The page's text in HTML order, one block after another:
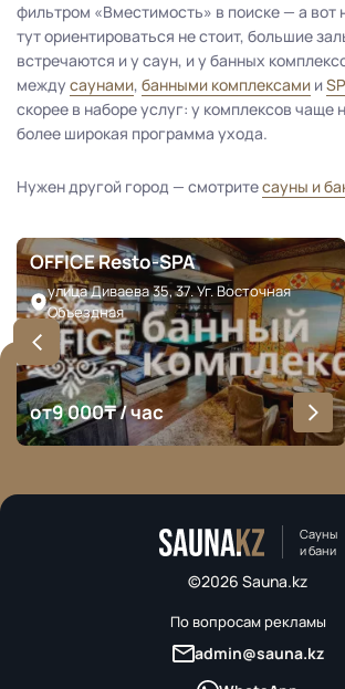
фильтром «Вместимость» в поиске — а вот
тут ориентироваться не стоит, большие
встречаются и у саун, и у банных
между саунами, банными комплексами и
скорее в наборе услуг: у комплексов чаще
более широкая программа ухода.
Нужен другой город — смотритесауны и
OFFICE Resto-SPA
улица Диваева 35, 37. Уг. Восточная
Объездная
от9 000₸ / час
Сауны
и бани
©2026 Sauna.kz
По вопросам рекламы
admin@sauna.kz